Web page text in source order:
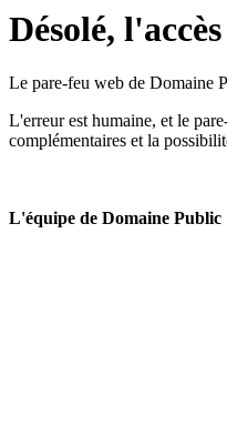
Désolé,
Le pare-feu web de Domaine
L'erreur est humaine, et le
complémentaires et la
L'équipe de Domaine Public